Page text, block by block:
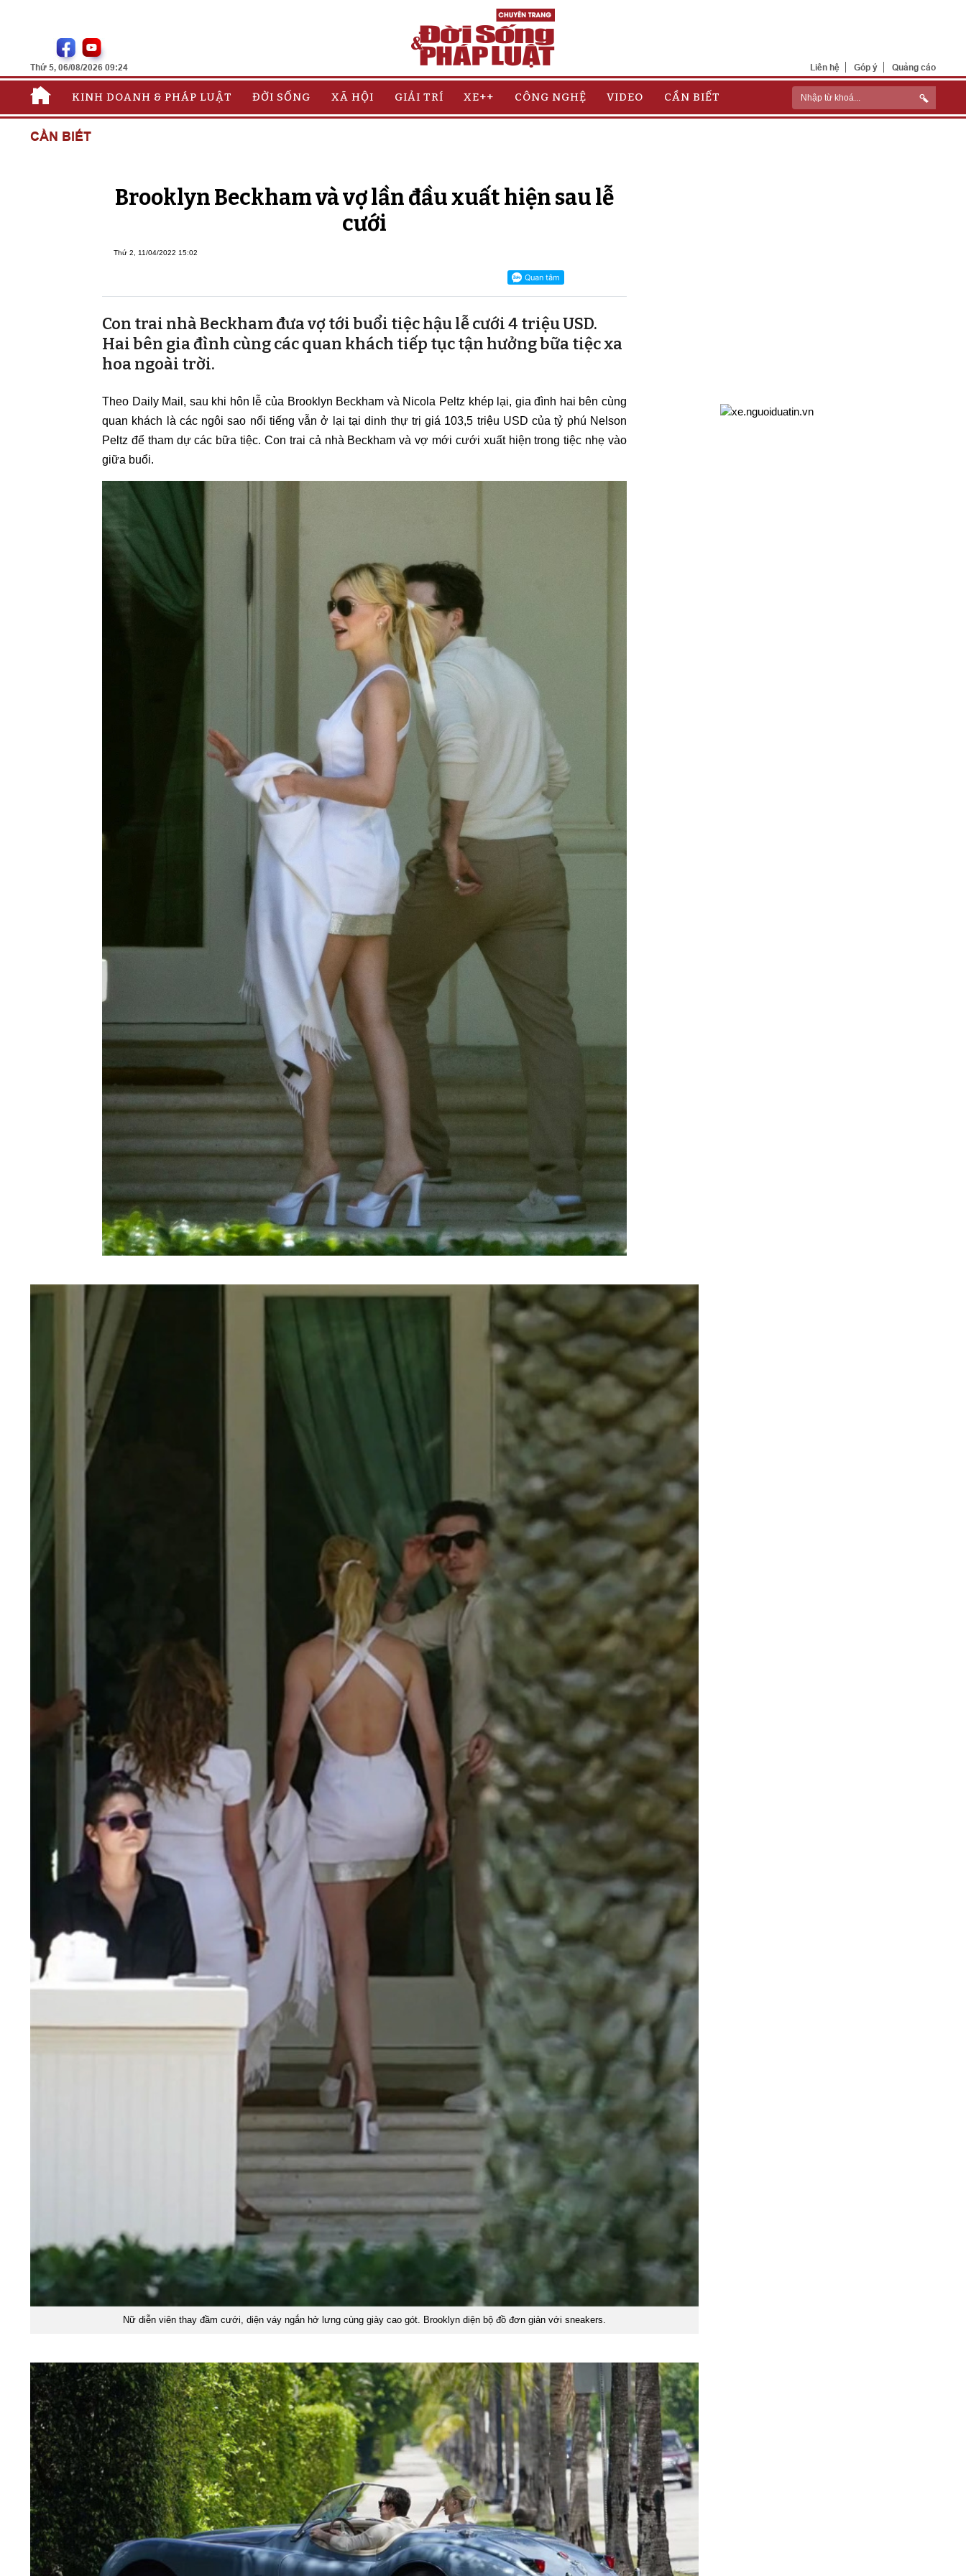
Thứ 5, 06/08/2026 09:24 Liên hệ Góp ý Quảng cáo
KINH DOANH & PHÁP LUẬT ĐỜI SỐNG XÃ HỘI GIẢI TRÍ XE++ CÔNG NGHỆ VIDEO CẦN BIẾT
CẦN BIẾT
Brooklyn Beckham và vợ lần đầu xuất hiện sau lễ
cưới
Thứ 2, 11/04/2022 15:02
Con trai nhà Beckham đưa vợ tới buổi tiệc hậu lễ cưới 4 triệu USD.
Hai bên gia đình cùng các quan khách tiếp tục tận hưởng bữa tiệc xa
hoa ngoài trời.
Theo Daily Mail, sau khi hôn lễ của Brooklyn Beckham và Nicola Peltz khép lại, gia đình hai bên cùng
quan khách là các ngôi sao nổi tiếng vẫn ở lại tại dinh thự trị giá 103,5 triệu USD của tỷ phú Nelson
Peltz để tham dự các bữa tiệc. Con trai cả nhà Beckham và vợ mới cưới xuất hiện trong tiệc nhẹ vào
giữa buổi.
Nữ diễn viên thay đầm cưới, diện váy ngắn hở lưng cùng giày cao gót. Brooklyn diện bộ đồ đơn giản với sneakers.